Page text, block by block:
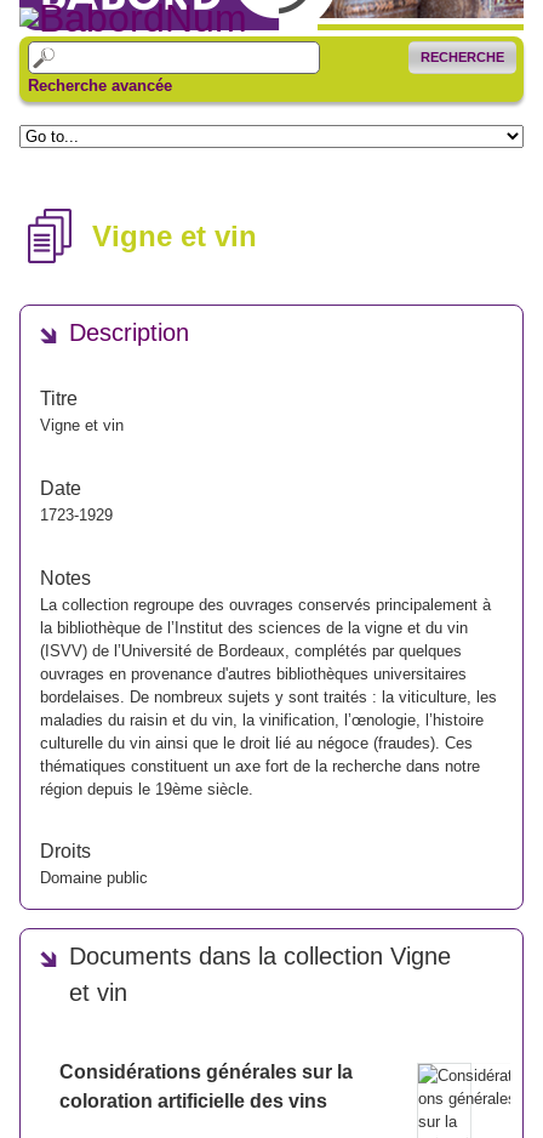
RECHERCHE
Recherche avancée
Vigne et vin
Description
Titre
Vigne et vin
Date
1723-1929
Notes
La collection regroupe des ouvrages conservés principalement à
la bibliothèque de l’Institut des sciences de la vigne et du vin
(ISVV) de l’Université de Bordeaux, complétés par quelques
ouvrages en provenance d'autres bibliothèques universitaires
bordelaises. De nombreux sujets y sont traités : la viticulture, les
maladies du raisin et du vin, la vinification, l’œnologie, l’histoire
culturelle du vin ainsi que le droit lié au négoce (fraudes). Ces
thématiques constituent un axe fort de la recherche dans notre
région depuis le 19ème siècle.
Droits
Domaine public
Documents dans la collection Vigne
et vin
Considérations générales sur la
coloration artificielle des vins